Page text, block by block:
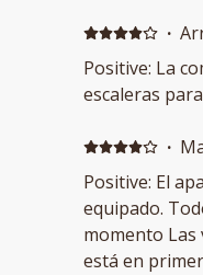
passer
1m60
personne
accessible !
départ et
le véhicule à
·
Positive: La
escaleras
·
Positive: El
equipado. Todo muy limpio. El personal muy atento y disponible en todo
momento Las vistas de la terraza son muy bonitas Negative: La urbanización
está en